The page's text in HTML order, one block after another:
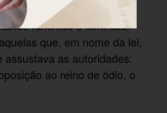
periferias, vilas e lagos …
famintos e famintas;
que, em nome da lei,
as autoridades:
ao reino de ódio, o